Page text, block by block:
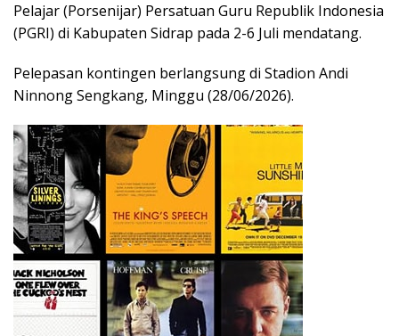
Pelajar (Porsenijar) Persatuan Guru Republik Indonesia
(PGRI) di Kabupaten Sidrap pada 2-6 Juli mendatang.
Pelepasan kontingen berlangsung di Stadion Andi
Ninnong Sengkang, Minggu (28/06/2026).